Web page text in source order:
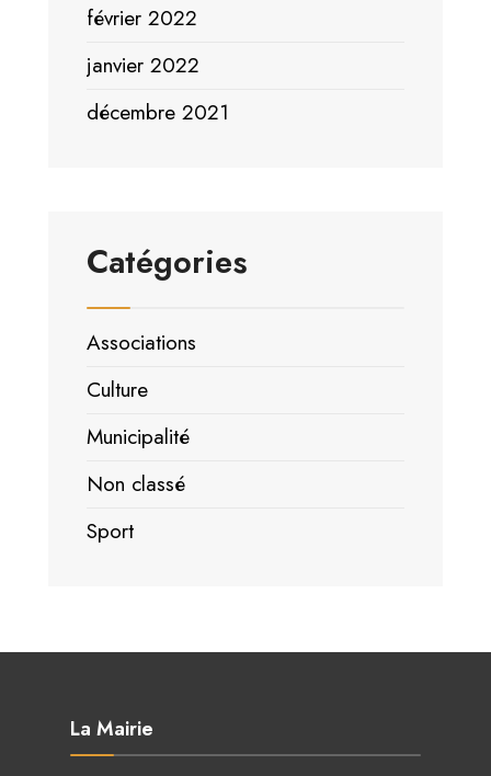
février 2022
janvier 2022
décembre 2021
Catégories
Associations
Culture
Municipalité
Non classé
Sport
La Mairie